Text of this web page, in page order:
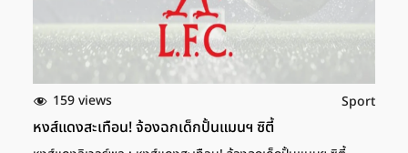
159 views Sport
หงส์แดงสะเทือน! จ้องฉกเด็กปั้นแมนฯ ซิตี้